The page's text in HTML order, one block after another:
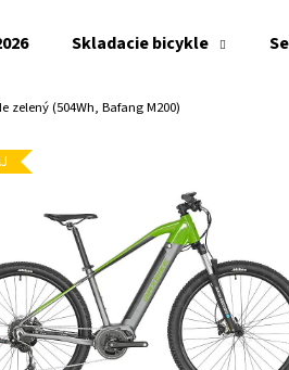
Skladacie bicykle
zelený (504Wh, Bafang M200)
nájsť?
HĽADAŤ
Odporúčame